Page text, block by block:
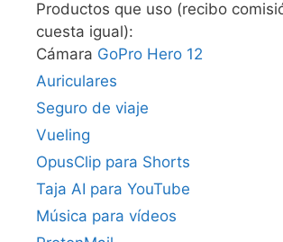
Productos que uso (recibo
cuesta igual):
Cámara GoPro Hero 12
Auriculares
Seguro de viaje
Vueling
OpusClip para Shorts
Taja AI para YouTube
Música para vídeos